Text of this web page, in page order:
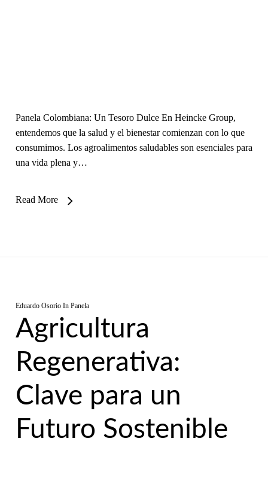
Panela Colombiana: Un Tesoro Dulce En Heincke Group,
entendemos que la salud y el bienestar comienzan con lo que
consumimos. Los agroalimentos saludables son esenciales para
una vida plena y…
Read More
Eduardo Osorio In Panela
Agricultura
Regenerativa:
Clave para un
Futuro Sostenible